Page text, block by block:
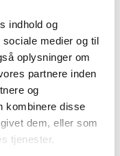
indhold og
medier og til
oplysninger om
partnere inden
og
kombinere disse
dem, eller som
tjenester.
spillere, har aftaler,
enkelte har udløb. To af
gælder til 30/6-28.
Pauli Mittun.
Sydhavsøerne, hvilket gør
nogensinde i Team
altså rigtig mange år til